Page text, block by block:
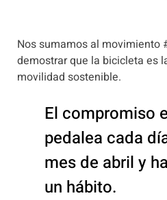
Nos sumamos al movimiento
demostrar que la bicicleta es
movilidad sostenible.
El compromiso
pedalea cada
mes de abril y
un hábito.